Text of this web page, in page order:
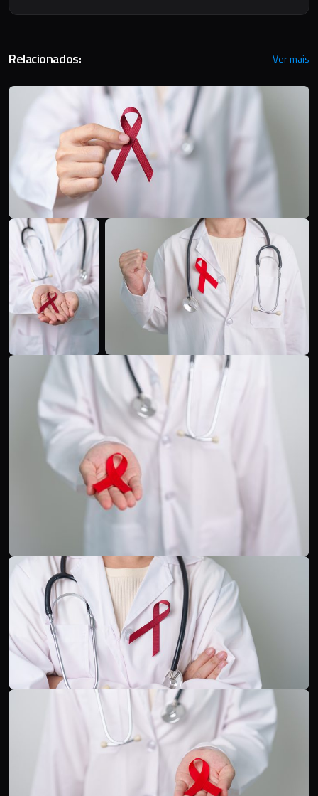
Relacionados: Ver mais